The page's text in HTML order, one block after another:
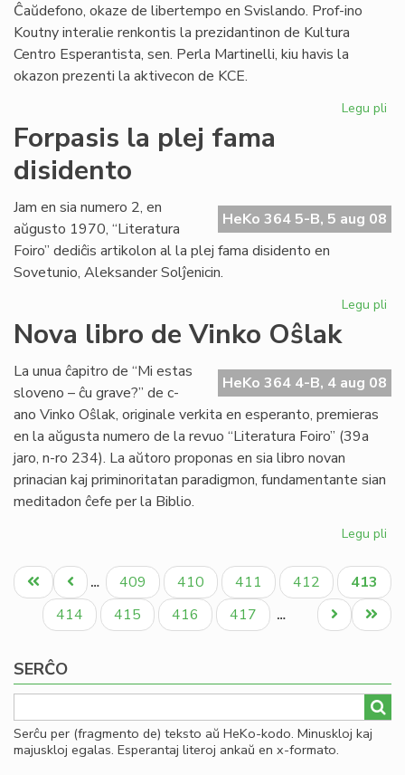
Ĉaŭdefono, okaze de libertempo en Svislando. Prof-ino
Koutny interalie renkontis la prezidantinon de Kultura
Centro Esperantista, sen. Perla Martinelli, kiu havis la
okazon prezenti la aktivecon de KCE.
Legu pli
Forpasis la plej fama
disidento
HeKo 364 5-B, 5 aug 08
Jam en sia numero 2, en
aŭgusto 1970, “Literatura
Foiro” dediĉis artikolon al la plej fama disidento en
Sovetunio, Aleksander Solĵenicin.
Legu pli
Nova libro de Vinko Oŝlak
HeKo 364 4-B, 4 aug 08
La unua ĉapitro de “Mi estas
sloveno – ĉu grave?” de c-
ano Vinko Oŝlak, originale verkita en esperanto, premieras
en la aŭgusta numero de la revuo “Literatura Foiro” (39a
jaro, n-ro 234). La aŭtoro proponas en sia libro novan
prinacian kaj priminoritatan paradigmon, fundamentante sian
meditadon ĉefe per la Biblio.
Legu pli
de
Pagination
Unua
paĝo
Antaŭa
paĝo
… Paĝo
409 Paĝo
410 Paĝo
411 Paĝo
412
Aktuala
paĝo
413
Paĝo
414 Paĝo
415 Paĝo
416 Paĝo
417 …
Last
page
Next
page
SERĈO
Serĉu per (fragmento de) teksto aŭ HeKo-kodo. Minuskloj kaj
majuskloj egalas. Esperantaj literoj ankaŭ en x-formato.